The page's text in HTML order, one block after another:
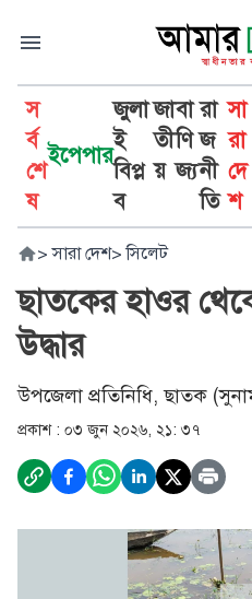
স
র্ব
শে
ষ
ইপেপার
জুলা
ই
বিপ্ল
ব
জা
তী
য়
বা
ণি
জ্য
রা
জ
নী
তি
সা
রা
দে
শ
> সারা দেশ> সিলেট
ছাতকের হাওর
উদ্ধার
উপজেলা প্রতিনিধি, ছাতক
প্রকাশ : ০৩ জুন ২০২৬, ২১: ৩৭